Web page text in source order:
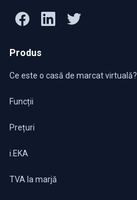
Produs
Ce este o casă de marcat virtuală?
Funcții
Prețuri
i.EKA
TVA la marjă